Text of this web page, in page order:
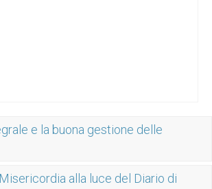
e la buona gestione delle
alla luce del Diario di